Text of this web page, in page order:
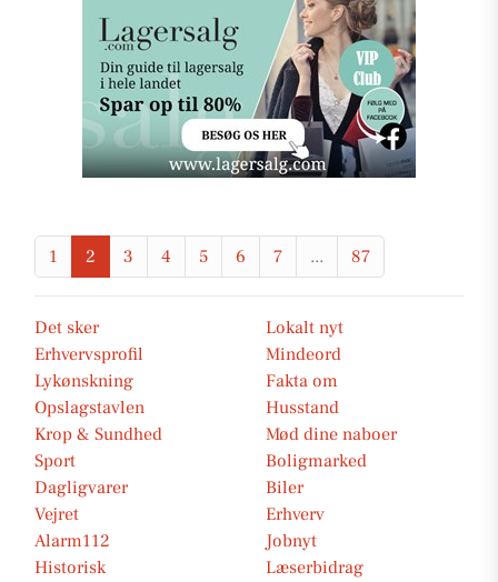
1 2 3 4 5 6 7 ... 87
Det sker
Lokalt nyt
Erhvervsprofil
Mindeord
Lykønskning
Fakta om
Opslagstavlen
Husstand
Krop & Sundhed
Mød dine naboer
Sport
Boligmarked
Dagligvarer
Biler
Vejret
Erhverv
Alarm112
Jobnyt
Historisk
Læserbidrag